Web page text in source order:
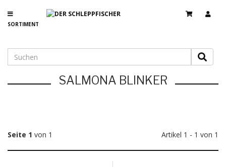
SORTIMENT
SALMONA BLINKER
Seite 1 von 1 Artikel 1 - 1 von 1